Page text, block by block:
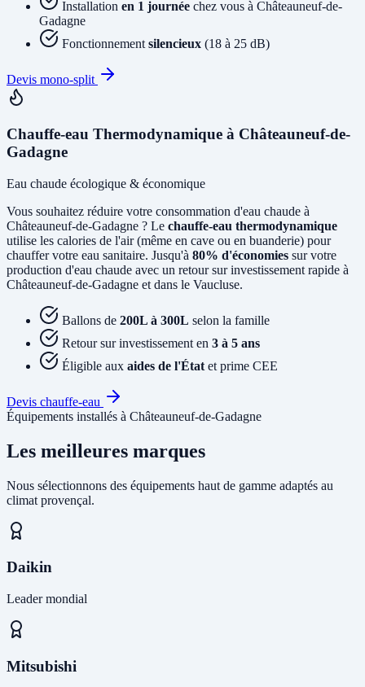
Installation en 1 journée chez vous à Châteauneuf-de-
Gadagne
Fonctionnement silencieux (18 à 25 dB)
Devis mono-split
Chauffe-eau Thermodynamique à Châteauneuf-de-
Gadagne
Eau chaude écologique & économique
Vous souhaitez réduire votre consommation d'eau chaude à
Châteauneuf-de-Gadagne ? Le chauffe-eau thermodynamique
utilise les calories de l'air (même en cave ou en buanderie) pour
chauffer votre eau sanitaire. Jusqu'à 80% d'économies sur votre
production d'eau chaude avec un retour sur investissement rapide à
Châteauneuf-de-Gadagne et dans le Vaucluse.
Ballons de 200L à 300L selon la famille
Retour sur investissement en 3 à 5 ans
Éligible aux aides de l'État et prime CEE
Devis chauffe-eau
Équipements installés à Châteauneuf-de-Gadagne
Les meilleures marques
Nous sélectionnons des équipements haut de gamme adaptés au
climat provençal.
Daikin
Leader mondial
Mitsubishi